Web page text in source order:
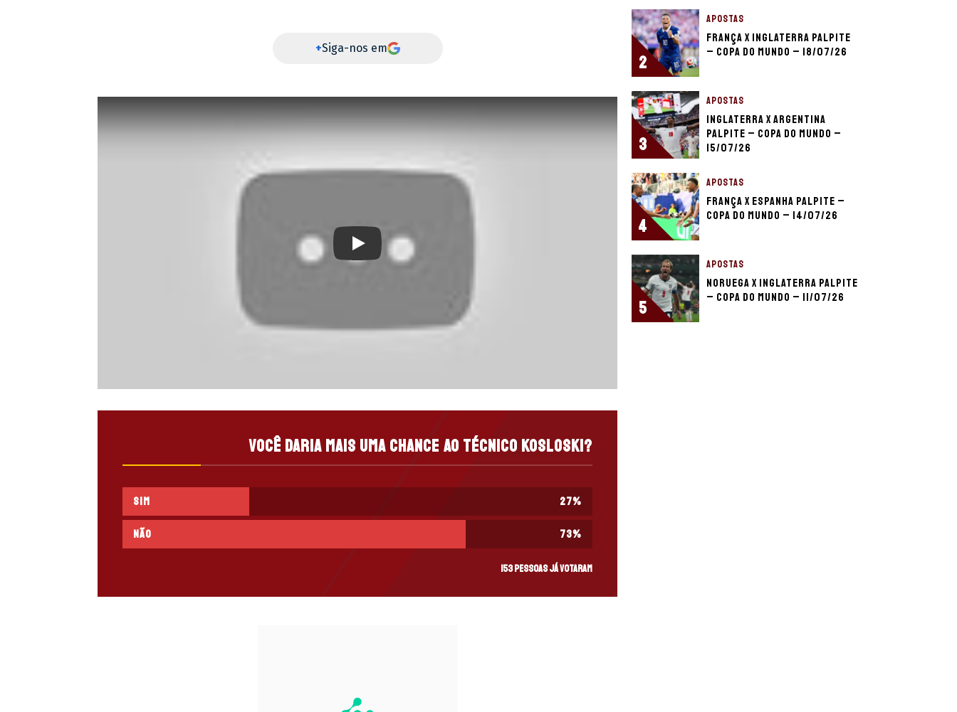
+Siga-nos em
Play
Você daria mais uma chance ao técnico Kosloski?
Sim 27%
Não 73%
153 pessoas já votaram
2
APOSTAS
França x Inglaterra palpite
– Copa do Mundo – 18/07/26
3
APOSTAS
Inglaterra x Argentina
palpite – Copa do Mundo –
15/07/26
4
APOSTAS
França x Espanha palpite –
Copa do Mundo – 14/07/26
5
APOSTAS
Noruega x Inglaterra palpite
– Copa do Mundo – 11/07/26